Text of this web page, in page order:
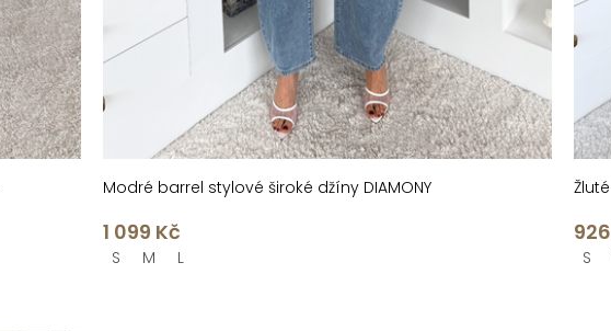
Modré barrel stylové široké džíny DIAMONY
1 099 Kč
S M L S